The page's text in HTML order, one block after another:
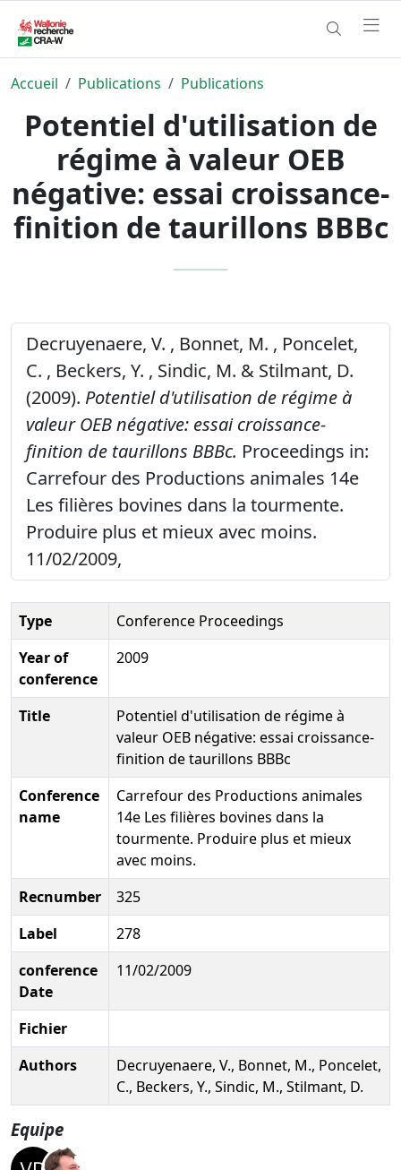
Accueil Publications Publications
Potentiel d'utilisation de
régime à valeur OEB
négative: essai croissance-
finition de taurillons BBBc
Decruyenaere, V. , Bonnet, M. , Poncelet,
C. , Beckers, Y. , Sindic, M. & Stilmant, D.
(2009). Potentiel d'utilisation de régime à
valeur OEB négative: essai croissance-
finition de taurillons BBBc. Proceedings in:
Carrefour des Productions animales 14e
Les filières bovines dans la tourmente.
Produire plus et mieux avec moins.
11/02/2009,
Type
Conference Proceedings
Year of
conference
2009
Title
Potentiel d'utilisation de régime à
valeur OEB négative: essai croissance-
finition de taurillons BBBc
Conference
name
Carrefour des Productions animales
14e Les filières bovines dans la
tourmente. Produire plus et mieux
avec moins.
Recnumber
325
Label
278
conference
Date
11/02/2009
Fichier
Authors
Decruyenaere, V., Bonnet, M., Poncelet,
C., Beckers, Y., Sindic, M., Stilmant, D.
Equipe